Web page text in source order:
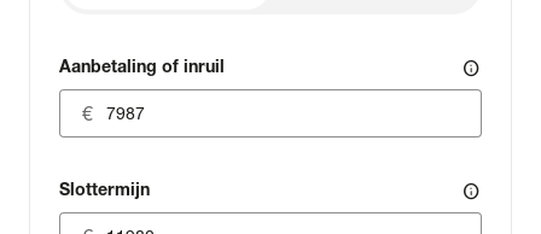
Aanbetaling of inruil info
Slottermijn info